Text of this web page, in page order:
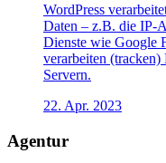
WordPress
Daten – z.B. die IP-
Dienste wie Google
verarbeiten (tracken)
Servern.
22. Apr. 2023
Agentur